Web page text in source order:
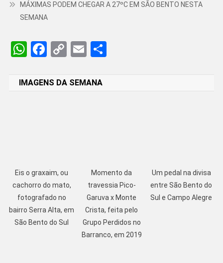
MÁXIMAS PODEM CHEGAR A 27ºC EM SÃO BENTO NESTA
SEMANA
WhatsApp
Facebook
CopyEmail
IMAGENS DA SEMANA
Eis o graxaim, ou
cachorro do mato,
fotografado no
bairro Serra Alta, em
São Bento do Sul
Momento da
travessia Pico-
Garuva x Monte
Crista, feita pelo
Grupo Perdidos no
Barranco, em 2019
Um pedal na divisa
entre São Bento do
Sul e Campo Alegre